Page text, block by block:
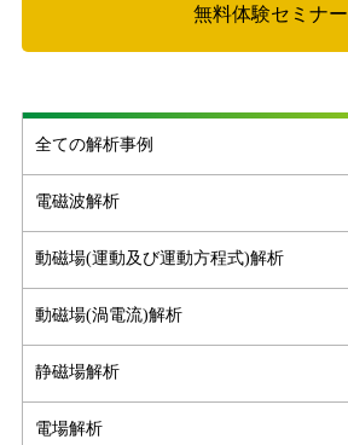
無料体験セミナー
全ての解析事例
電磁波解析
動磁場(運動及び運動方程式)解析
動磁場(渦電流)解析
静磁場解析
電場解析